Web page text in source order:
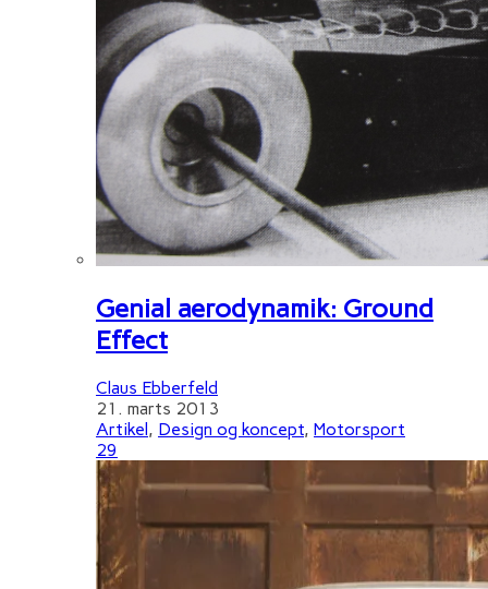
Genial aerodynamik: Ground
Effect
Claus Ebberfeld
21. marts 2013
Artikel, Design og koncept, Motorsport
29